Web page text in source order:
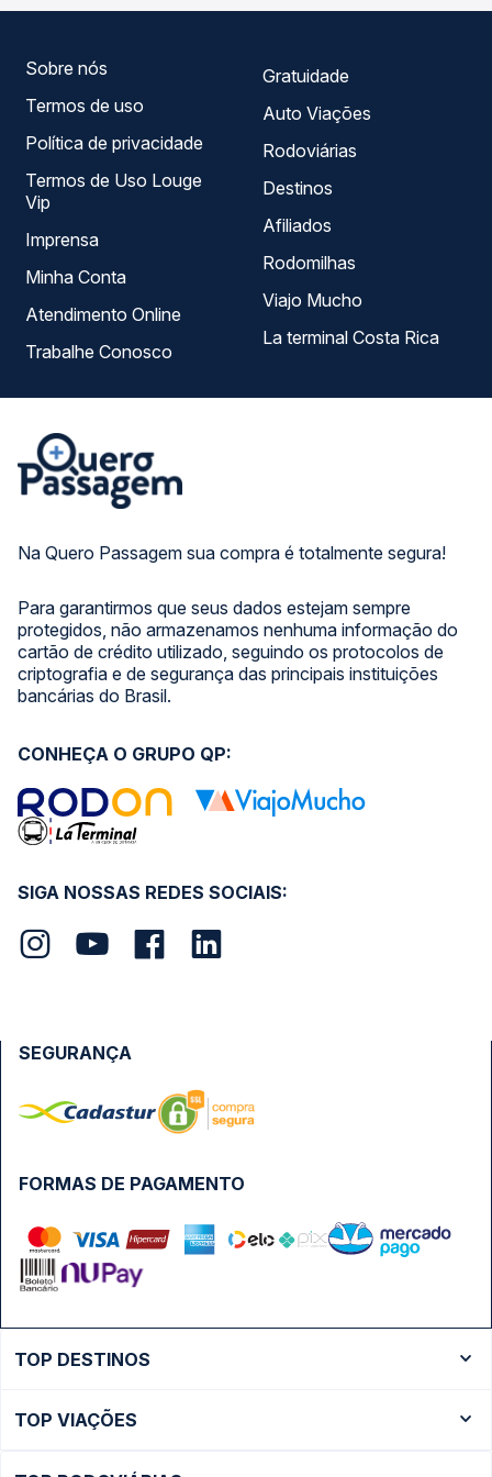
Na Quero Passagem sua compra é totalmente segura!
Para garantirmos que seus dados estejam sempre
protegidos, não armazenamos nenhuma informação do
cartão de crédito utilizado, seguindo os protocolos de
criptografia e de segurança das principais instituições
bancárias do Brasil.
Sobre nós
Termos de uso
Política de privacidade
Termos de Uso Louge
Vip
Imprensa
Minha Conta
Atendimento Online
Trabalhe Conosco
Gratuidade
Auto Viações
Rodoviárias
Destinos
Afiliados
Rodomilhas
Viajo Mucho
La terminal Costa Rica
SIGA NOSSAS REDES SOCIAIS:
CONHEÇA O GRUPO QP:
FORMAS DE PAGAMENTO
SEGURANÇA
TOP DESTINOS
Ônibus São Paulo
TOP VIAÇÕES